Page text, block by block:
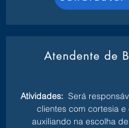
Atendente de
Atividades: Será
clientes com cortesia e
auxiliando na escolha